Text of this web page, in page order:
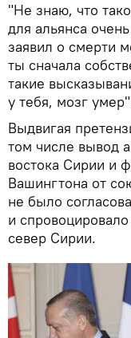
"Не знаю, что
для альянса
заявил о смерти
ты сначала
такие
у тебя, мозг
Выдвигая
том числе вывод
востока Сирии и
Вашингтона от
не было
и
север Сирии.